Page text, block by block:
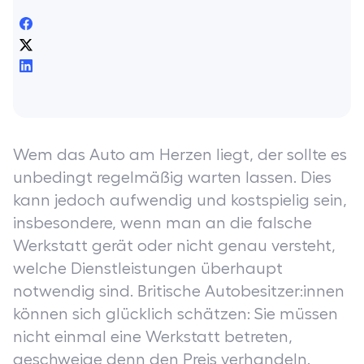
Wem das Auto am Herzen liegt, der sollte es
unbedingt regelmäßig warten lassen. Dies
kann jedoch aufwendig und kostspielig sein,
insbesondere, wenn man an die falsche
Werkstatt gerät oder nicht genau versteht,
welche Dienstleistungen überhaupt
notwendig sind. Britische Autobesitzer:innen
können sich glücklich schätzen: Sie müssen
nicht einmal eine Werkstatt betreten,
geschweige denn den Preis verhandeln.